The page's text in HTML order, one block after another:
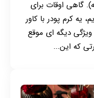
داره (ترجیحا 24ساعته). گاهی اوقات برای
کرم پودر با کاور
ویژگی دیگه ای موقع
که این...